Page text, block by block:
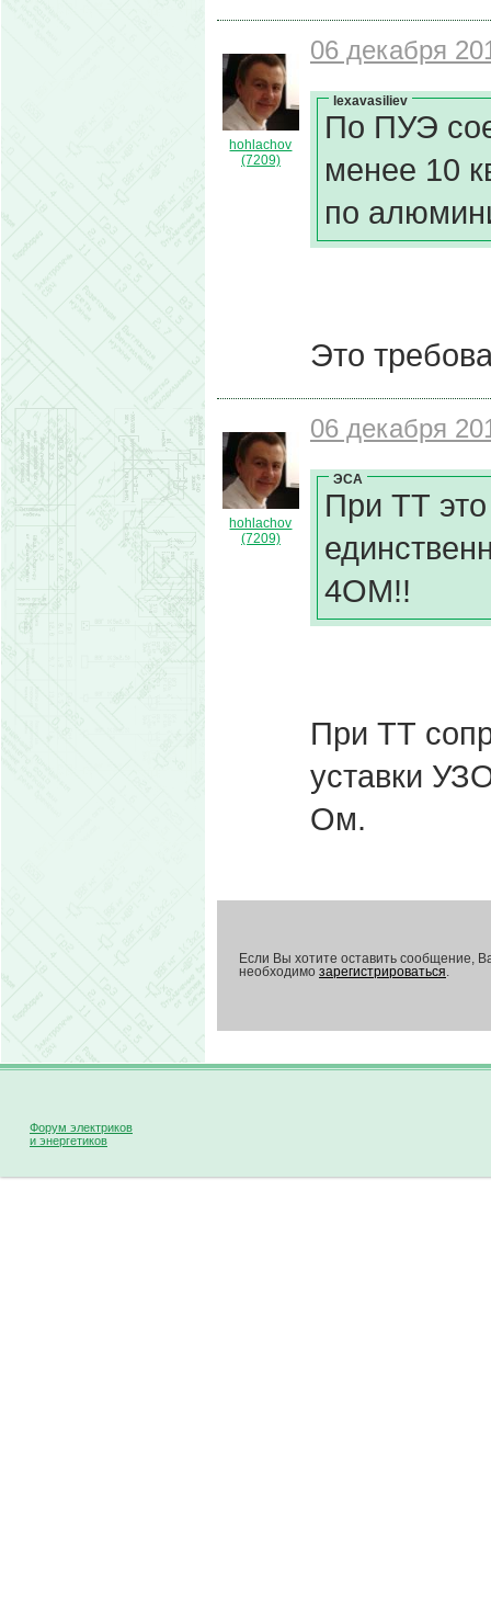
hohlachov
(7209)
06 декабря
lexavasiliev
По ПУЭ
менее 10
по
Это
hohlachov
(7209)
06 декабря
ЭСА
При ТТ
4ОМ!!
При ТТ
уставки
Ом.
Если Вы хотите оставить сообщение,
необходимо зарегистрироваться.
Форум электриков
и энергетиков